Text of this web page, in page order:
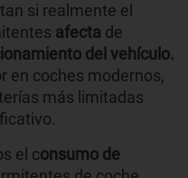
si realmente el
afecta de
del vehículo.
en coches modernos,
más limitadas
el consumo de